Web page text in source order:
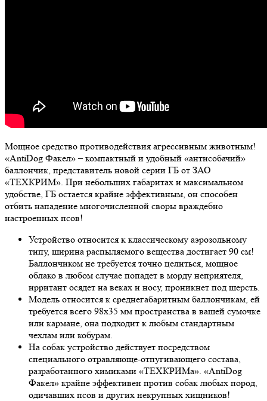
Мощное средство противодействия агрессивным животным!
«AntiDog Факел» – компактный и удобный «антисобачий»
баллончик, представитель новой серии ГБ от ЗАО
«ТЕХКРИМ». При небольших габаритах и максимальном
удобстве, ГБ остается крайне эффективным, он способен
отбить нападение многочисленной своры враждебно
настроенных псов!
Устройство относится к классическому аэрозольному
типу, ширина распыляемого вещества достигает 90 см!
Баллончиком не требуется точно целиться, мощное
облако в любом случае попадет в морду неприятеля,
ирритант осядет на веках и носу, проникнет под шерсть.
Модель относится к среднегабаритным баллончикам, ей
требуется всего 98х35 мм пространства в вашей сумочке
или кармане, она подходит к любым стандартным
чехлам или кобурам.
На собак устройство действует посредством
специального отравляюще-отпугивающего состава,
разработанного химиками «ТЕХКРИМа». «AntiDog
Факел» крайне эффективен против собак любых пород,
одичавших псов и других некрупных хищников!